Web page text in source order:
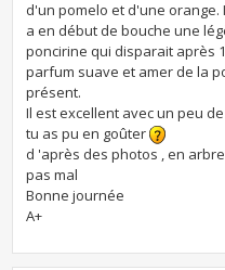
d'un pomelo et d'une orange.
a en début de bouche une
poncirine qui disparait après
parfum suave et amer de la
présent.
Il est excellent avec un peu
tu as pu en goûter
d 'après des photos , en
pas mal
Bonne journée
A+